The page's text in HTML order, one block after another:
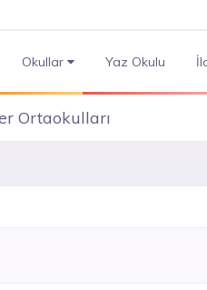
Okullar Yaz Okulu
Ortaokulları